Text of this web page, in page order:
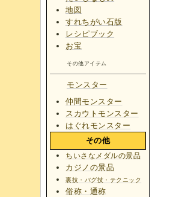
地図
すれちがい石版
レシピブック
お宝
その他アイテム
モンスター
仲間モンスター
スカウトモンスター
はぐれモンスター
その他
ちいさなメダルの景品
カジノの景品
裏技・バグ技・テクニック
俗称・通称